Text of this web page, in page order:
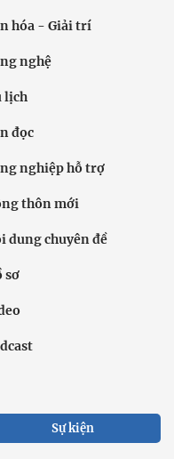
hóa - Giải trí
nghệ
lịch
đọc
nghiệp hỗ trợ
thôn mới
dung chuyên đề
sơ
Sự kiện